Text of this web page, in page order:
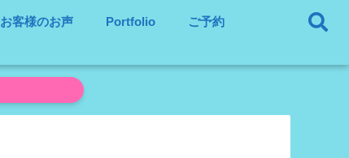
お客様のお声 Portfolio ご予約